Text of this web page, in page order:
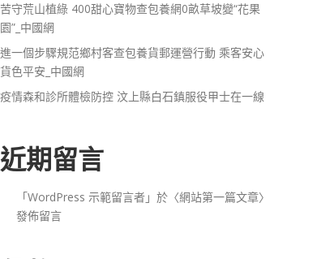
苦守荒山植綠 400甜心寶物查包養網0畝草坡變“花果
園”_中國網
進一個步驟規范鄉村客查包養貨郵運營行動 乘客安心
貨色平安_中國網
疫情森和診所體檢防控 汶上縣白石鎮服役甲士在一線
近期留言
「WordPress 示範留言者 」於〈網站第一篇文章〉
發佈留言